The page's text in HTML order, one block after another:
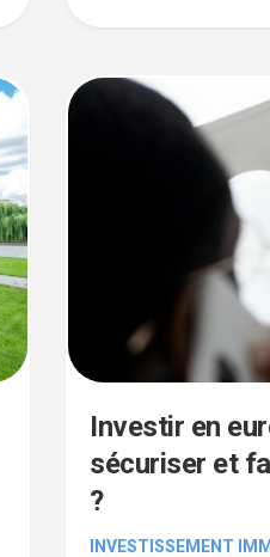
Investir en
sécuriser et
?
INVESTISSEMENT